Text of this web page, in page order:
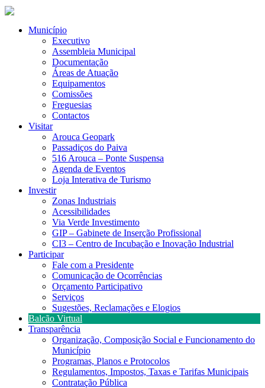
Município
Executivo
Assembleia Municipal
Documentação
Áreas de Atuação
Equipamentos
Comissões
Freguesias
Contactos
Visitar
Arouca Geopark
Passadiços do Paiva
516 Arouca – Ponte Suspensa
Agenda de Eventos
Loja Interativa de Turismo
Investir
Zonas Industriais
Acessibilidades
Via Verde Investimento
GIP – Gabinete de Inserção Profissional
CI3 – Centro de Incubação e Inovação Industrial
Participar
Fale com a Presidente
Comunicação de Ocorrências
Orçamento Participativo
Serviços
Sugestões, Reclamações e Elogios
Balcão Virtual
Transparência
Organização, Composição Social e Funcionamento do
Município
Programas, Planos e Protocolos
Regulamentos, Impostos, Taxas e Tarifas Municipais
Contratação Pública